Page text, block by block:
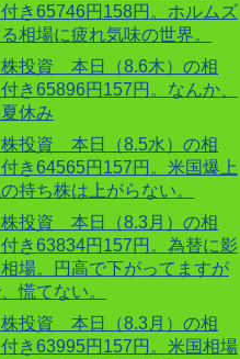
き65746円158円。ホルムズ
相場に疲れ気味の世界。
投資 本日（8.6木）の相
き65896円157円。なんか、
休み
投資 本日（8.5水）の相
き64565円157円。米国爆上
持ち株は上がらない。
投資 本日（8.3月）の相
き63834円157円。為替に影
場。円高で下がってますが
慌てない。
投資 本日（8.3月）の相
き63995円157円。米国相場